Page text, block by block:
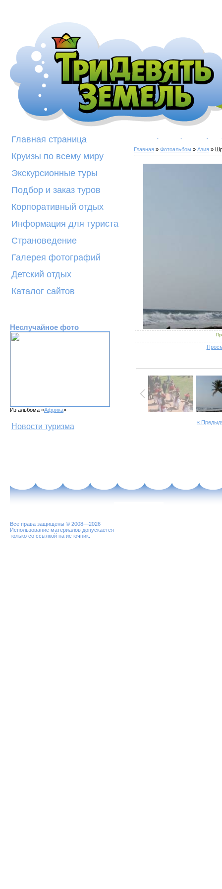
Главная страница
Круизы по всему миру
Экскурсионные туры
Подбор и заказ туров
Корпоративный отдых
Информация для туриста
Страноведение
Галерея фотографий
Детский отдых
Каталог сайтов
Неслучайное фото
Из альбома «Африка»
Новости туризма
Главная » Фотоальбом » Азия »
«
Все права защищены © 2008—2026
Использование материалов допускается
только со ссылкой на источник.